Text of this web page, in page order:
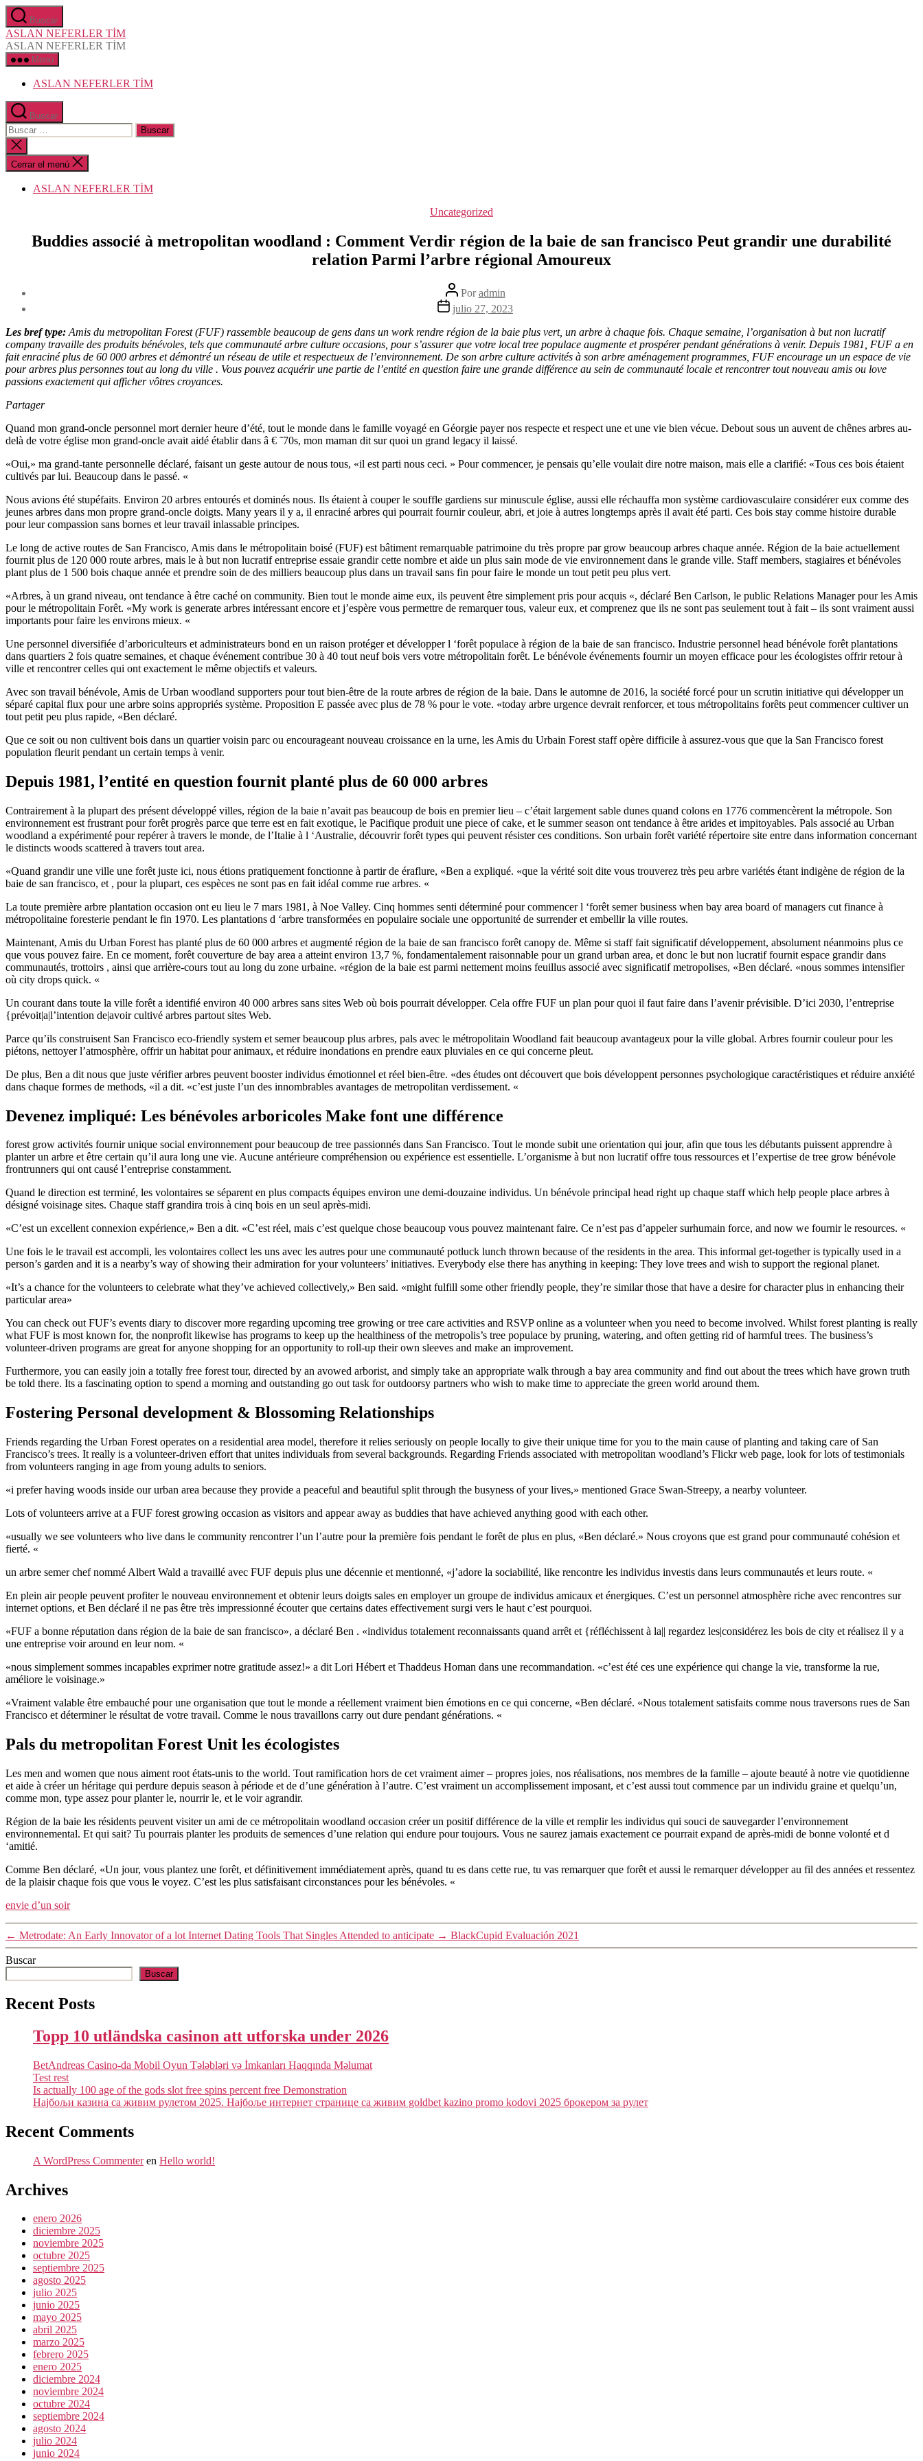
Saltar
al
contenido
Buscar
ASLAN NEFERLER TİM
ASLAN NEFERLER TİM
Menú
ASLAN NEFERLER TİM
Buscar
Buscar:
Cerrar
la
búsqueda
Cerrar el menú
ASLAN NEFERLER TİM
Categorías
Uncategorized
Buddies associé à metropolitan woodland : Comment Verdir région de la baie de san francisco Peut grandir une durabilité
relation Parmi l’arbre régional Amoureux
Autor
de
la
entrada
Poradmin
Fecha
la
entrada
julio 27, 2023
Les bref type: Amis du metropolitan Forest (FUF) rassemble beaucoup de gens dans un work rendre région de la baie plus vert, un arbre à chaque fois. Chaque semaine, l’organisation à but non lucratif
company travaille des produits bénévoles, tels que communauté arbre culture occasions, pour s’assurer que votre local tree populace augmente et prospérer pendant générations à venir. Depuis 1981, FUF a en
fait enraciné plus de 60 000 arbres et démontré un réseau de utile et respectueux de l’environnement. De son arbre culture activités à son arbre aménagement programmes, FUF encourage un un espace de vie
pour arbres plus personnes tout au long du ville . Vous pouvez acquérir une partie de l’entité en question faire une grande différence au sein de communauté locale et rencontrer tout nouveau amis ou love
passions exactement qui afficher vôtres croyances.
Partager
Quand mon grand-oncle personnel mort dernier heure d’été, tout le monde dans le famille voyagé en Géorgie payer nos respecte et respect une et une vie bien vécue. Debout sous un auvent de chênes arbres au-
delà de votre église mon grand-oncle avait aidé établir dans â € ˜70s, mon maman dit sur quoi un grand legacy il laissé.
«Oui,» ma grand-tante personnelle déclaré, faisant un geste autour de nous tous, «il est parti nous ceci. » Pour commencer, je pensais qu’elle voulait dire notre maison, mais elle a clarifié: «Tous ces bois étaient
cultivés par lui. Beaucoup dans le passé. «
Nous avions été stupéfaits. Environ 20 arbres entourés et dominés nous. Ils étaient à couper le souffle gardiens sur minuscule église, aussi elle réchauffa mon système cardiovasculaire considérer eux comme des
jeunes arbres dans mon propre grand-oncle doigts. Many years il y a, il enraciné arbres qui pourrait fournir couleur, abri, et joie à autres longtemps après il avait été parti. Ces bois stay comme histoire durable
pour leur compassion sans bornes et leur travail inlassable principes.
Le long de active routes de San Francisco, Amis dans le métropolitain boisé (FUF) est bâtiment remarquable patrimoine du très propre par grow beaucoup arbres chaque année. Région de la baie actuellement
fournit plus de 120 000 route arbres, mais le à but non lucratif entreprise essaie grandir cette nombre et aide un plus sain mode de vie environnement dans le grande ville. Staff members, stagiaires et bénévoles
plant plus de 1 500 bois chaque année et prendre soin de des milliers beaucoup plus dans un travail sans fin pour faire le monde un tout petit peu plus vert.
«Arbres, à un grand niveau, ont tendance à être caché on community. Bien tout le monde aime eux, ils peuvent être simplement pris pour acquis «, déclaré Ben Carlson, le public Relations Manager pour les Amis
pour le métropolitain Forêt. «My work is generate arbres intéressant encore et j’espère vous permettre de remarquer tous, valeur eux, et comprenez que ils ne sont pas seulement tout à fait – ils sont vraiment aussi
importants pour faire les environs mieux. «
Une personnel diversifiée d’arboriculteurs et administrateurs bond en un raison protéger et développer l ‘forêt populace à région de la baie de san francisco. Industrie personnel head bénévole forêt plantations
dans quartiers 2 fois quatre semaines, et chaque événement contribue 30 à 40 tout neuf bois vers votre métropolitain forêt. Le bénévole événements fournir un moyen efficace pour les écologistes offrir retour à
ville et rencontrer celles qui ont exactement le même objectifs et valeurs.
Avec son travail bénévole, Amis de Urban woodland supporters pour tout bien-être de la route arbres de région de la baie. Dans le automne de 2016, la société forcé pour un scrutin initiative qui développer un
séparé capital flux pour une arbre soins appropriés système. Proposition E passée avec plus de 78 % pour le vote. «today arbre urgence devrait renforcer, et tous métropolitains forêts peut commencer cultiver un
tout petit peu plus rapide, «Ben déclaré.
Que ce soit ou non cultivent bois dans un quartier voisin parc ou encourageant nouveau croissance en la urne, les Amis du Urbain Forest staff opère difficile à assurez-vous que que la San Francisco forest
population fleurit pendant un certain temps à venir.
Depuis 1981, l’entité en question fournit planté plus de 60 000 arbres
Contrairement à la plupart des présent développé villes, région de la baie n’avait pas beaucoup de bois en premier lieu – c’était largement sable dunes quand colons en 1776 commencèrent la métropole. Son
environnement est frustrant pour forêt progrès parce que terre est en fait exotique, le Pacifique produit une piece of cake, et le summer season ont tendance à être arides et impitoyables. Pals associé au Urban
woodland a expérimenté pour repérer à travers le monde, de l’Italie à l ‘Australie, découvrir forêt types qui peuvent résister ces conditions. Son urbain forêt variété répertoire site entre dans information concernant
le distincts woods scattered à travers tout area.
«Quand grandir une ville une forêt juste ici, nous étions pratiquement fonctionne à partir de éraflure, «Ben a expliqué. «que la vérité soit dite vous trouverez très peu arbre variétés étant indigène de région de la
baie de san francisco, et , pour la plupart, ces espèces ne sont pas en fait idéal comme rue arbres. «
La toute première arbre plantation occasion ont eu lieu le 7 mars 1981, à Noe Valley. Cinq hommes senti déterminé pour commencer l ‘forêt semer business when bay area board of managers cut finance à
métropolitaine foresterie pendant le fin 1970. Les plantations d ‘arbre transformées en populaire sociale une opportunité de surrender et embellir la ville routes.
Maintenant, Amis du Urban Forest has planté plus de 60 000 arbres et augmenté région de la baie de san francisco forêt canopy de. Même si staff fait significatif développement, absolument néanmoins plus ce
que vous pouvez faire. En ce moment, forêt couverture de bay area a atteint environ 13,7 %, fondamentalement raisonnable pour un grand urban area, et donc le but non lucratif fournit espace grandir dans
communautés, trottoirs , ainsi que arrière-cours tout au long du zone urbaine. «région de la baie est parmi nettement moins feuillus associé avec significatif metropolises, «Ben déclaré. «nous sommes intensifier
où city drops quick. «
Un courant dans toute la ville forêt a identifié environ 40 000 arbres sans sites Web où bois pourrait développer. Cela offre FUF un plan pour quoi il faut faire dans l’avenir prévisible. D’ici 2030, l’entreprise
{prévoit|a|l’intention de|avoir cultivé arbres partout sites Web.
Parce qu’ils construisent San Francisco eco-friendly system et semer beaucoup plus arbres, pals avec le métropolitain Woodland fait beaucoup avantageux pour la ville global. Arbres fournir couleur pour les
piétons, nettoyer l’atmosphère, offrir un habitat pour animaux, et réduire inondations en prendre eaux pluviales en ce qui concerne pleut.
De plus, Ben a dit nous que juste vérifier arbres peuvent booster individus émotionnel et réel bien-être. «des études ont découvert que bois développent personnes psychologique caractéristiques et réduire anxiété
dans chaque formes de methods, «il a dit. «c’est juste l’un des innombrables avantages de metropolitan verdissement. «
Devenez impliqué: Les bénévoles arboricoles Make font une différence
forest grow activités fournir unique social environnement pour beaucoup de tree passionnés dans San Francisco. Tout le monde subit une orientation qui jour, afin que tous les débutants puissent apprendre à
planter un arbre et être certain qu’il aura long une vie. Aucune antérieure compréhension ou expérience est essentielle. L’organisme à but non lucratif offre tous ressources et l’expertise de tree grow bénévole
frontrunners qui ont causé l’entreprise constamment.
Quand le direction est terminé, les volontaires se séparent en plus compacts équipes environ une demi-douzaine individus. Un bénévole principal head right up chaque staff which help people place arbres à
désigné voisinage sites. Chaque staff grandira trois à cinq bois en un seul après-midi.
«C’est un excellent connexion expérience,» Ben a dit. «C’est réel, mais c’est quelque chose beaucoup vous pouvez maintenant faire. Ce n’est pas d’appeler surhumain force, and now we fournir le resources. «
Une fois le le travail est accompli, les volontaires collect les uns avec les autres pour une communauté potluck lunch thrown because of the residents in the area. This informal get-together is typically used in a
person’s garden and it is a nearby’s way of showing their admiration for your volunteers’ initiatives. Everybody else there has anything in keeping: They love trees and wish to support the regional planet.
«It’s a chance for the volunteers to celebrate what they’ve achieved collectively,» Ben said. «might fulfill some other friendly people, they’re similar those that have a desire for character plus in enhancing their
particular area»
You can check out FUF’s events diary to discover more regarding upcoming tree growing or tree care activities and RSVP online as a volunteer when you need to become involved. Whilst forest planting is really
what FUF is most known for, the nonprofit likewise has programs to keep up the healthiness of the metropolis’s tree populace by pruning, watering, and often getting rid of harmful trees. The business’s
volunteer-driven programs are great for anyone shopping for an opportunity to roll-up their own sleeves and make an improvement.
Furthermore, you can easily join a totally free forest tour, directed by an avowed arborist, and simply take an appropriate walk through a bay area community and find out about the trees which have grown truth
be told there. Its a fascinating option to spend a morning and outstanding go out task for outdoorsy partners who wish to make time to appreciate the green world around them.
Fostering Personal development & Blossoming Relationships
Friends regarding the Urban Forest operates on a residential area model, therefore it relies seriously on people locally to give their unique time for you to the main cause of planting and taking care of San
Francisco’s trees. It really is a volunteer-driven effort that unites individuals from several backgrounds. Regarding Friends associated with metropolitan woodland’s Flickr web page, look for lots of testimonials
from volunteers ranging in age from young adults to seniors.
«i prefer having woods inside our urban area because they provide a peaceful and beautiful split through the busyness of your lives,» mentioned Grace Swan-Streepy, a nearby volunteer.
Lots of volunteers arrive at a FUF forest growing occasion as visitors and appear away as buddies that have achieved anything good with each other.
«usually we see volunteers who live dans le community rencontrer l’un l’autre pour la première fois pendant le forêt de plus en plus, «Ben déclaré.» Nous croyons que est grand pour communauté cohésion et
fierté. «
un arbre semer chef nommé Albert Wald a travaillé avec FUF depuis plus une décennie et mentionné, «j’adore la sociabilité, like rencontre les individus investis dans leurs communautés et leurs route. «
En plein air people peuvent profiter le nouveau environnement et obtenir leurs doigts sales en employer un groupe de individus amicaux et énergiques. C’est un personnel atmosphère riche avec rencontres sur
internet options, et Ben déclaré il ne pas être très impressionné écouter que certains dates effectivement surgi vers le haut c’est pourquoi.
«FUF a bonne réputation dans région de la baie de san francisco», a déclaré Ben . «individus totalement reconnaissants quand arrêt et {réfléchissent à la|| regardez les|considérez les bois de city et réalisez il y a
une entreprise voir around en leur nom. «
«nous simplement sommes incapables exprimer notre gratitude assez!» a dit Lori Hébert et Thaddeus Homan dans une recommandation. «c’est été ces une expérience qui change la vie, transforme la rue,
améliore le voisinage.»
«Vraiment valable être embauché pour une organisation que tout le monde a réellement vraiment bien émotions en ce qui concerne, «Ben déclaré. «Nous totalement satisfaits comme nous traversons rues de San
Francisco et déterminer le résultat de votre travail. Comme le nous travaillons carry out dure pendant générations. «
Pals du metropolitan Forest Unit les écologistes
Les men and women que nous aiment root états-unis to the world. Tout ramification hors de cet vraiment aimer – propres joies, nos réalisations, nos membres de la famille – ajoute beauté à notre vie quotidienne
et aide à créer un héritage qui perdure depuis season à période et de d’une génération à l’autre. C’est vraiment un accomplissement imposant, et c’est aussi tout commence par un individu graine et quelqu’un,
comme mon, type assez pour planter le, nourrir le, et le voir agrandir.
Région de la baie les résidents peuvent visiter un ami de ce métropolitain woodland occasion créer un positif différence de la ville et remplir les individus qui souci de sauvegarder l’environnement
environnemental. Et qui sait? Tu pourrais planter les produits de semences d’une relation qui endure pour toujours. Vous ne saurez jamais exactement ce pourrait expand de après-midi de bonne volonté et d
‘amitié.
Comme Ben déclaré, «Un jour, vous plantez une forêt, et définitivement immédiatement après, quand tu es dans cette rue, tu vas remarquer que forêt et aussi le remarquer développer au fil des années et ressentez
de la plaisir chaque fois que vous le voyez. C’est les plus satisfaisant circonstances pour les bénévoles. «
envie d’un soir
← Metrodate: An Early Innovator of a lot Internet Dating Tools That Singles Attended to anticipate → BlackCupid Evaluación 2021
Buscar
Buscar
Recent Posts
Topp 10 utländska casinon att utforska under 2026
BetAndreas Casino-da Mobil Oyun Tələbləri və İmkanları Haqqında Məlumat
Test rest
Is actually 100 age of the gods slot free spins percent free Demonstration
Најбољи казина са живим рулетом 2025. Најбоље интернет странице са живим goldbet kazino promo kodovi 2025 брокером за рулет
Recent Comments
A WordPress Commenteren Hello world!
Archives
enero 2026
diciembre 2025
noviembre 2025
octubre 2025
septiembre 2025
agosto 2025
julio 2025
junio 2025
mayo 2025
abril 2025
marzo 2025
febrero 2025
enero 2025
diciembre 2024
noviembre 2024
octubre 2024
septiembre 2024
agosto 2024
julio 2024
junio 2024